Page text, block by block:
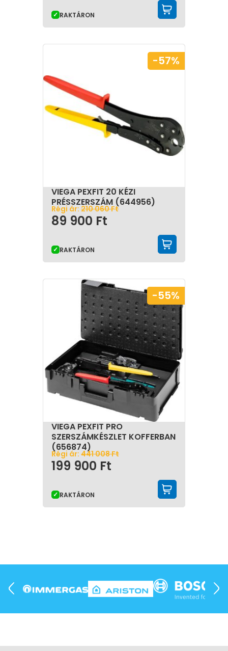
RAKTÁRON
VIEGA PEXFIT 20 KÉZI
PRÉSSZERSZÁM (644956)
-57%
Régi ár: 210 060Ft
89 900 Ft
RAKTÁRON
VIEGA PEXFIT PRO
SZERSZÁMKÉSZLET KOFFERBAN
(656874)
-55%
Régi ár: 441 008Ft
199 900 Ft
RAKTÁRON